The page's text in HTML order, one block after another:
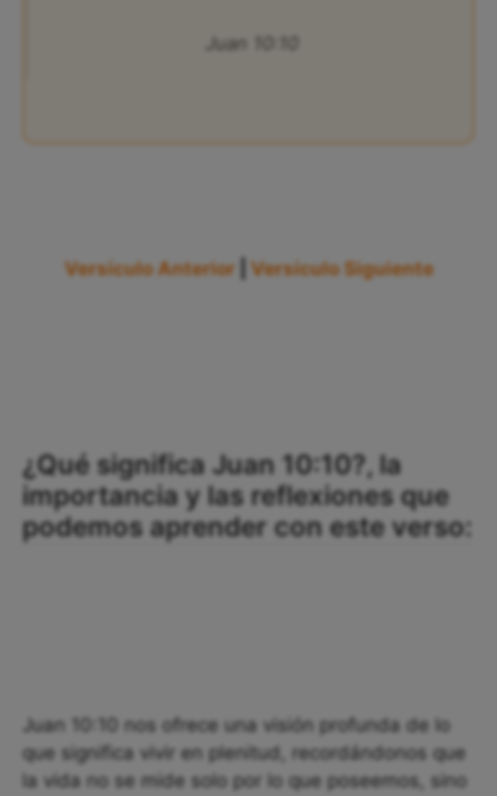
Juan 10:10
Versículo Anterior Versículo Siguiente
¿Qué significa Juan 10:10?, la
importancia y las reflexiones que
podemos aprender con este verso:
Juan 10:10 nos ofrece una visión profunda de lo
que significa vivir en plenitud, recordándonos que
la vida no se mide solo por lo que poseemos, sino